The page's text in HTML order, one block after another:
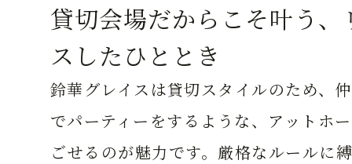
貸切会場だからこそ叶う、
スしたひととき
鈴華グレイスは貸切スタイルのため、
でパーティーをするような、アットホ
ごせるのが魅力です。厳格なルールに